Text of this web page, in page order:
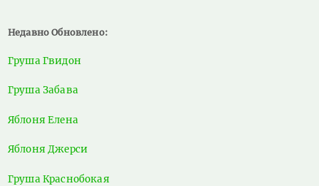
Недавно Обновлено:
Груша Гвидон
Груша Забава
Яблоня Елена
Яблоня Джерси
Груша Краснобокая